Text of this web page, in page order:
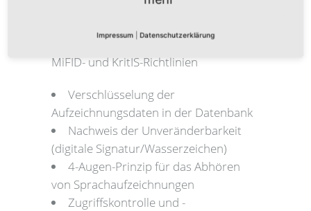
MiFID- und KritIS-Richtlinien
Verschlüsselung der
Aufzeichnungsdaten in der Datenbank
Nachweis der Unveränderbarkeit
(digitale Signatur/Wasserzeichen)
4-Augen-Prinzip für das Abhören
von Sprachaufzeichnungen
Zugriffskontrolle und -
Impressum Datenschutzerklärung